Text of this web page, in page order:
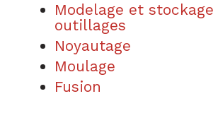
Modelage et stockage
outillages
Noyautage
Moulage
Fusion